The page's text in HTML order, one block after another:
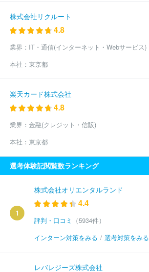
株式会社リクルート
4.8
業界： IT・通信(インターネット・Webサービス)
本社： 東京都
楽天カード株式会社
4.8
業界： 金融(クレジット・信販)
本社： 東京都
選考体験記閲覧数ランキング
1
株式会社オリエンタルランド
4.4
評判・口コミ
（5934件）
インターン対策をみる / 選考対策をみる
レバレジーズ株式会社